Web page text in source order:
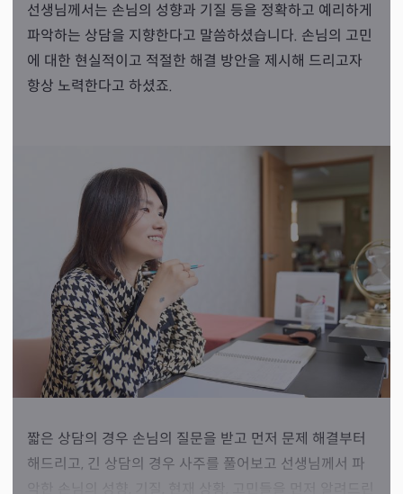
선생님께서는 손님의 성향과 기질 등을 정확하고 예리하게
파악하는 상담을 지향한다고 말씀하셨습니다. 손님의 고민
에 대한 현실적이고 적절한 해결 방안을 제시해 드리고자
항상 노력한다고 하셨죠.
짧은 상담의 경우 손님의 질문을 받고 먼저 문제 해결부터
해드리고, 긴 상담의 경우 사주를 풀어보고 선생님께서 파